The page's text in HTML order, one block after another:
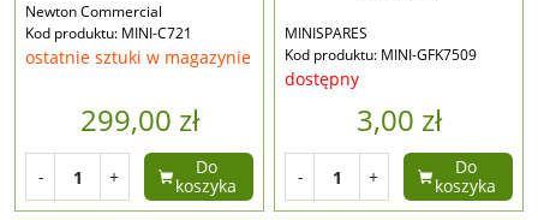
Newton Commercial
Kod produktu: MINI-C721
ostatnie sztuki w magazynie
299,00 zł
- +
Do
koszyka
MINISPARES
Kod produktu: MINI-GFK7509
dostępny
3,00 zł
- +
Do
koszyka